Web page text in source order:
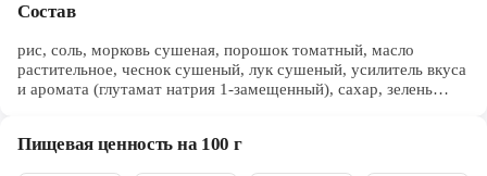
Новодвинск
Рыбинск
Череповец
Состав
рис, соль, морковь сушеная, порошок томатный, масло
растительное, чеснок сушеный, лук сушеный, усилитель вкуса
и аромата (глутамат натрия 1-замещенный), сахар, зелень
экстракт перца красного, перец душистый. Может содержать
Пищевая ценность на 100 г